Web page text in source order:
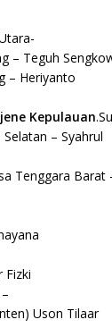
– Teguh
– Heriyanto
Kepulauan
Selatan – Syahrul
Tenggara Barat
Fizki
Uson Tilaar